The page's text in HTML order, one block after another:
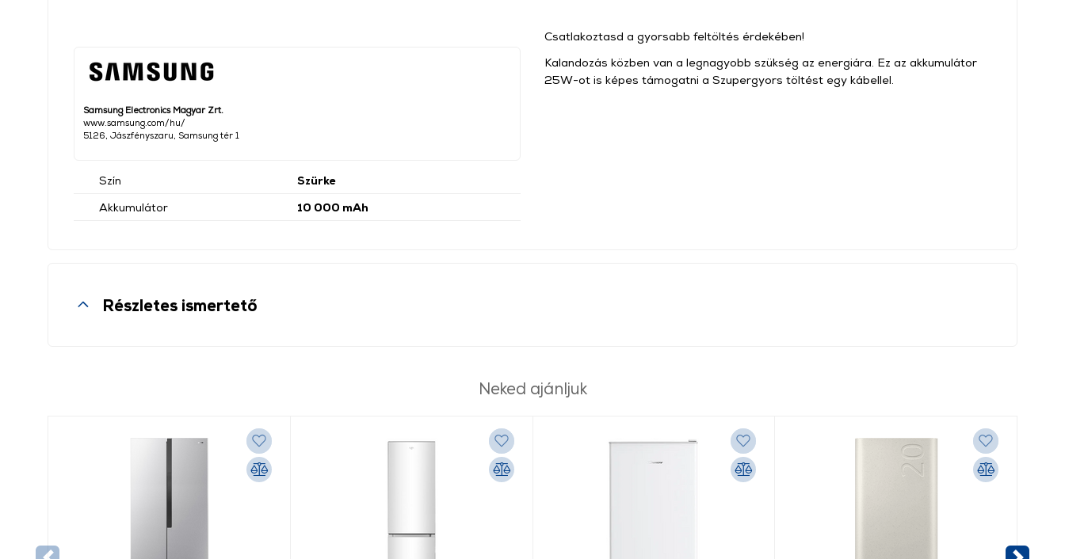
Samsung Electronics Magyar Zrt.
www.samsung.com/hu/
5126, Jászfényszaru, Samsung tér 1
Szín
Szürke
Akkumulátor
10 000 mAh
Csatlakoztasd a gyorsabb feltöltés érdekében!
Kalandozás közben van a legnagyobb szükség az energiára. Ez az akkumulátor
25W-ot is képes támogatni a Szupergyors töltést egy kábellel.
Részletes ismertető
Neked ajánljuk